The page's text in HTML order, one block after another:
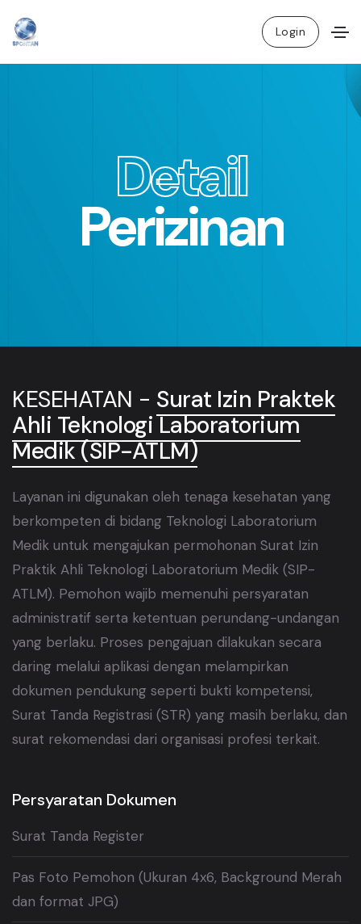
Login
Detail
Perizinan
KESEHATAN - Surat Izin Praktek
Ahli Teknologi Laboratorium
Medik (SIP-ATLM)
Layanan ini digunakan oleh tenaga kesehatan yang
berkompeten di bidang Teknologi Laboratorium
Medik untuk mengajukan permohonan Surat Izin
Praktik Ahli Teknologi Laboratorium Medik (SIP-
ATLM). Pemohon wajib memenuhi persyaratan
administratif serta ketentuan perundang-undangan
yang berlaku. Proses pengajuan dilakukan secara
daring melalui aplikasi dengan melampirkan
dokumen pendukung seperti bukti kompetensi,
Surat Tanda Registrasi (STR) yang masih berlaku, dan
surat rekomendasi dari organisasi profesi terkait.
Persyaratan Dokumen
Surat Tanda Register
Pas Foto Pemohon (Ukuran 4x6, Background Merah
dan format JPG)